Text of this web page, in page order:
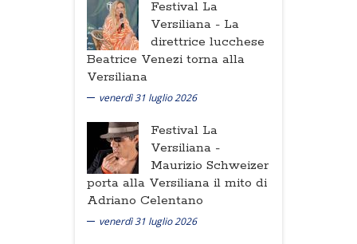
Festival La
Versiliana - La
direttrice lucchese
Beatrice Venezi torna alla
Versiliana
venerdì 31 luglio 2026
Festival La
Versiliana -
Maurizio Schweizer
porta alla Versiliana il mito di
Adriano Celentano
venerdì 31 luglio 2026